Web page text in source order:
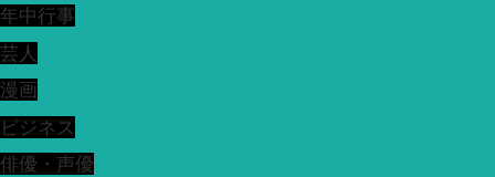
年中行事
芸人
漫画
ビジネス
俳優・声優